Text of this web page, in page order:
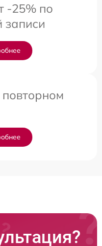
-25% по
записи